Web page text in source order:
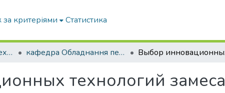
критеріями Статистика
Факультет Механіко-технологічний кафедра Обладнання переробних і харчових виробництв ім. професора Ф.Ю. Ялпачика
технологий замеса